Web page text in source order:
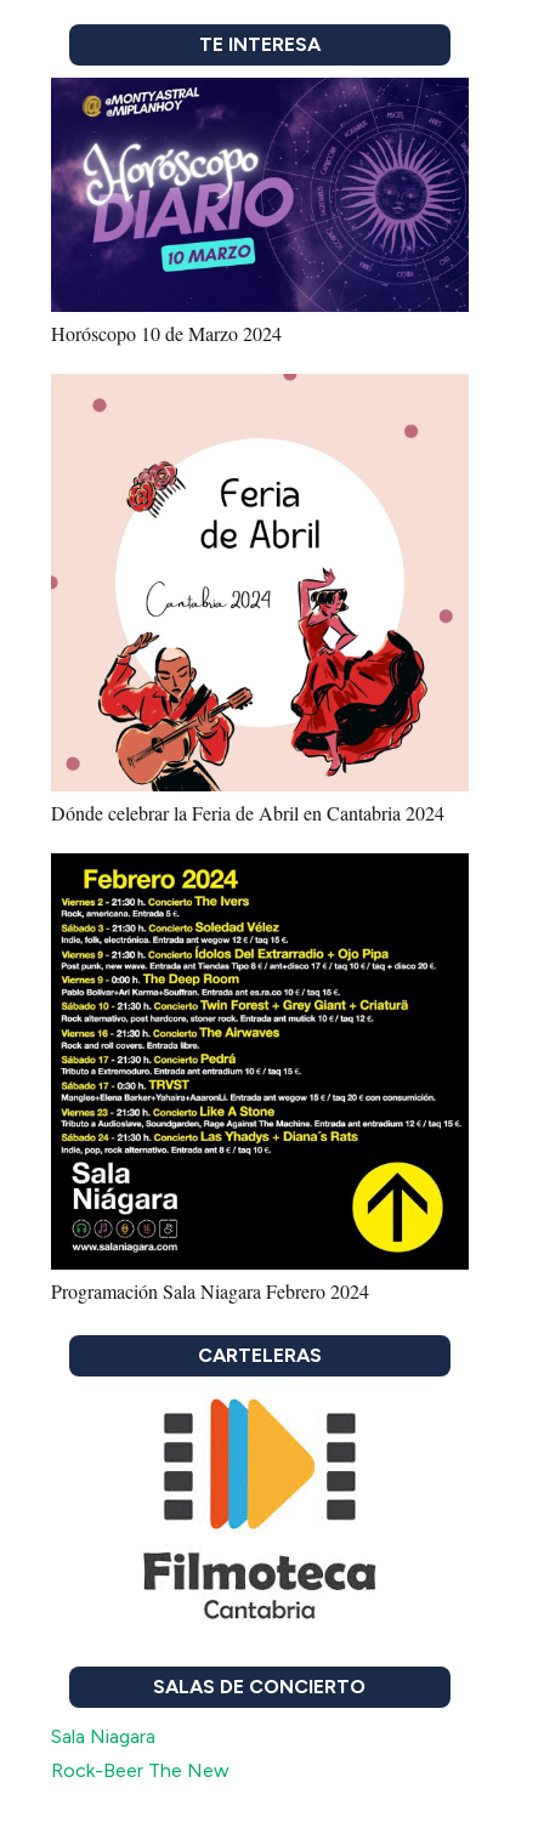
TE INTERESA
Horóscopo 10 de Marzo 2024
Dónde celebrar la Feria de Abril en Cantabria 2024
Programación Sala Niagara Febrero 2024
CARTELERAS
SALAS DE CONCIERTO
Sala Niagara
Rock-Beer The New